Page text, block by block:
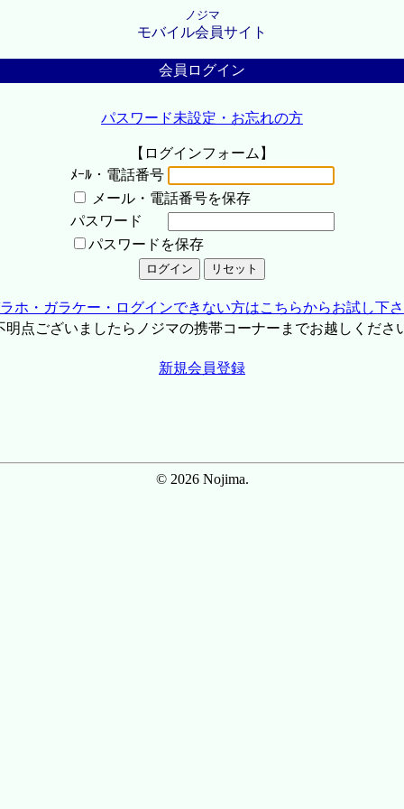
ノジマ
モバイル会員サイト
会員ログイン
パスワード未設定・お忘れの方
【ログインフォーム】
ﾒｰﾙ・電話番号
メール・電話番号を保存
パスワード
パスワードを保存
ホ・ガラケー・ログインできない方はこちらからお試し下
点ございましたらノジマの携帯コーナーまでお越しくださ
新規会員登録
© 2026 Nojima.